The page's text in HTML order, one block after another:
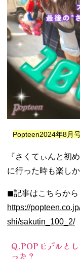
Popteen2024年8月
『さくてぃんと初
に行った時も楽し
◼︎記事はこちらから
https://
shi/sakutin_100_2/
Q.POPモデルと
った？